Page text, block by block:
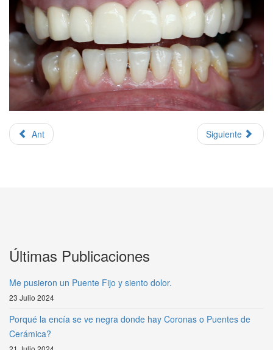
Ant Siguiente
Últimas Publicaciones
Me pusieron un Puente Fijo y siento dolor.
23 Julio 2024
Porqué la encía se ve negra donde hay Coronas o Puentes de
Cerámica?